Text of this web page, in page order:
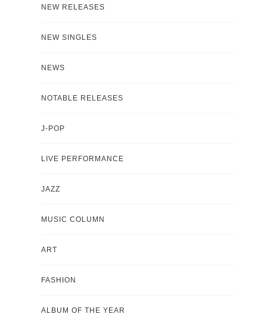
NEW RELEASES
NEW SINGLES
NEWS
NOTABLE RELEASES
J-POP
LIVE PERFORMANCE
JAZZ
MUSIC COLUMN
ART
FASHION
ALBUM OF THE YEAR